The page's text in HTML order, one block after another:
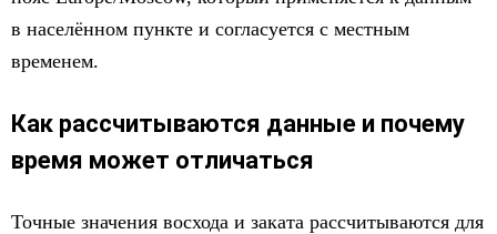
в населённом пункте и согласуется с местным
временем.
Как рассчитываются данные и почему
время может отличаться
Точные значения восхода и заката рассчитываются для